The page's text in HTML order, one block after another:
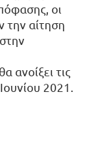
οι
την αίτηση
ανοίξει τις
2021.